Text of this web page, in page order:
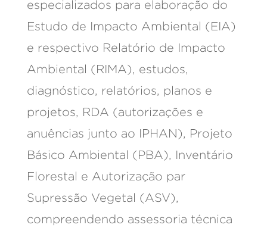
especializados para elaboração do
Estudo de Impacto Ambiental (EIA)
e respectivo Relatório de Impacto
Ambiental (RIMA), estudos,
diagnóstico, relatórios, planos e
projetos, RDA (autorizações e
anuências junto ao IPHAN), Projeto
Básico Ambiental (PBA), Inventário
Florestal e Autorização par
Supressão Vegetal (ASV),
compreendendo assessoria técnica